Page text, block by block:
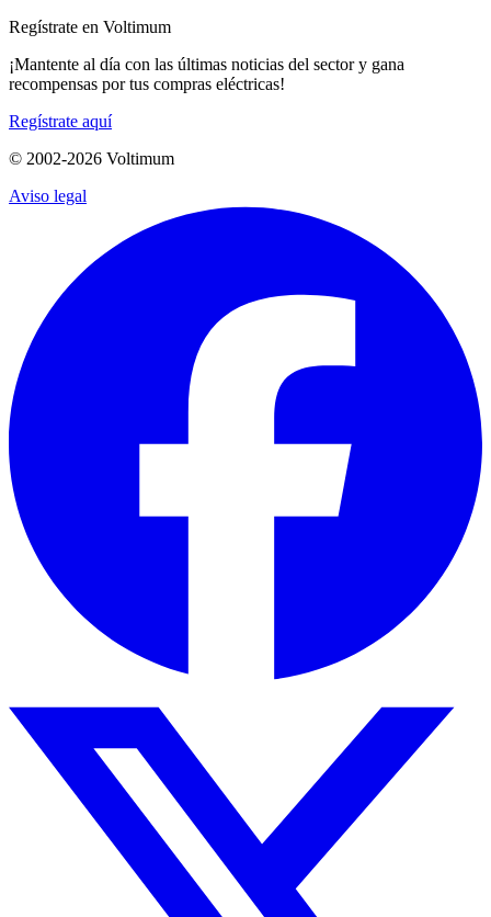
Regístrate en Voltimum
¡Mantente al día con las últimas noticias del sector y gana
recompensas por tus compras eléctricas!
Regístrate aquí
© 2002-2026 Voltimum
Aviso legal